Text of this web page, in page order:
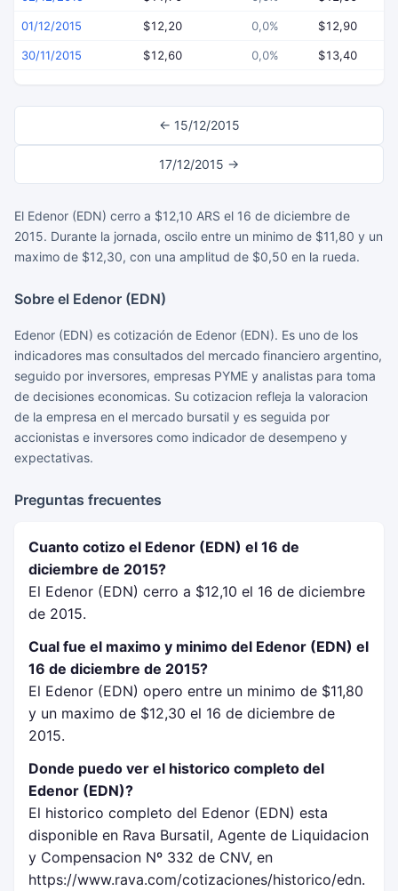
01/12/2015 $12,20 0,0% $12,90
30/11/2015 $12,60 0,0% $13,40
← 15/12/2015
17/12/2015 →
El Edenor (EDN) cerro a $12,10 ARS el 16 de diciembre de
2015. Durante la jornada, oscilo entre un minimo de $11,80 y un
maximo de $12,30, con una amplitud de $0,50 en la rueda.
Sobre el Edenor (EDN)
Edenor (EDN) es cotización de Edenor (EDN). Es uno de los
indicadores mas consultados del mercado financiero argentino,
seguido por inversores, empresas PYME y analistas para toma
de decisiones economicas. Su cotizacion refleja la valoracion
de la empresa en el mercado bursatil y es seguida por
accionistas e inversores como indicador de desempeno y
expectativas.
Preguntas frecuentes
Cuanto cotizo el Edenor (EDN) el 16 de
diciembre de 2015?
El Edenor (EDN) cerro a $12,10 el 16 de diciembre
de 2015.
Cual fue el maximo y minimo del Edenor (EDN) el
16 de diciembre de 2015?
El Edenor (EDN) opero entre un minimo de $11,80
y un maximo de $12,30 el 16 de diciembre de
2015.
Donde puedo ver el historico completo del
Edenor (EDN)?
El historico completo del Edenor (EDN) esta
disponible en Rava Bursatil, Agente de Liquidacion
y Compensacion Nº 332 de CNV, en
https://www.rava.com/cotizaciones/historico/edn.